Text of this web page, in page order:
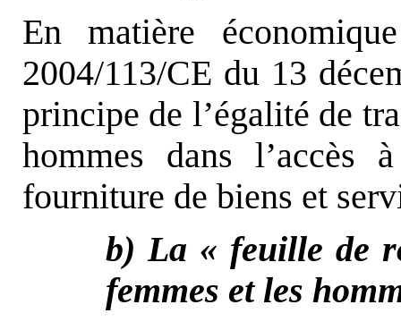
En matière
2004/113/CE du 13
principe de l’égalité de
hommes dans
fourniture de biens et
b) La « feuille de
femmes et les